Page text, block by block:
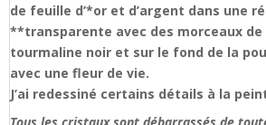
de feuille d’*or et d’argent dans une
**transparente avec des morceaux
tourmaline noir et sur le fond de la
avec une fleur de vie.
J’ai redessiné certains détails à la
Tous les cristaux sont débarrassés de